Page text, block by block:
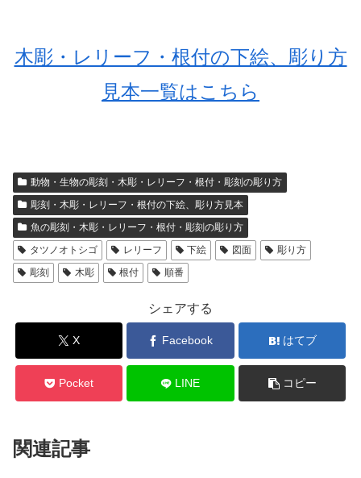
木彫・レリーフ・根付の下絵、彫り方
見本一覧はこちら
動物・生物の彫刻・木彫・レリーフ・根付・彫刻の彫り方
彫刻・木彫・レリーフ・根付の下絵、彫り方見本
魚の彫刻・木彫・レリーフ・根付・彫刻の彫り方
タツノオトシゴ
レリーフ 下絵 図面
彫り方
彫刻
木彫 根付 順番
シェアする
X Facebook はてブ
Pocket LINE コピー
関連記事